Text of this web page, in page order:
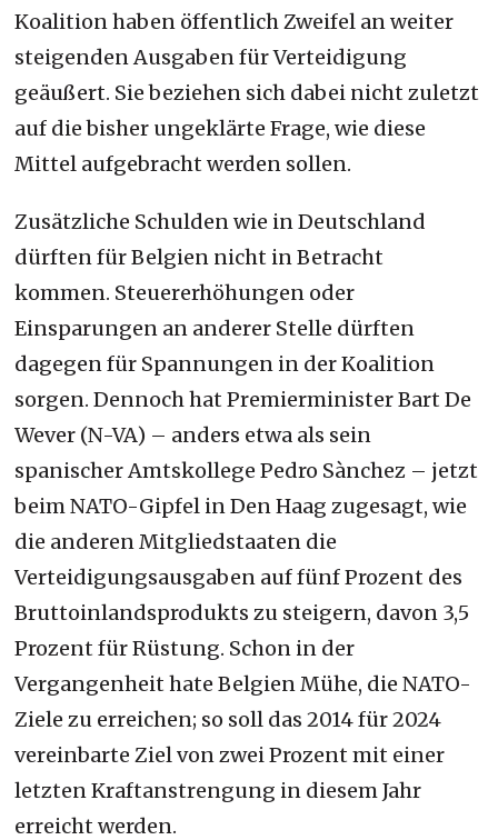
Koalition haben öffentlich Zweifel an weiter
steigenden Ausgaben für Verteidigung
geäußert. Sie beziehen sich dabei nicht zuletzt
auf die bisher ungeklärte Frage, wie diese
Mittel aufgebracht werden sollen.
Zusätzliche Schulden wie in Deutschland
dürften für Belgien nicht in Betracht
kommen. Steuererhöhungen oder
Einsparungen an anderer Stelle dürften
dagegen für Spannungen in der Koalition
sorgen. Dennoch hat Premierminister Bart De
Wever (N-VA) – anders etwa als sein
spanischer Amtskollege Pedro Sànchez – jetzt
beim NATO-Gipfel in Den Haag zugesagt, wie
die anderen Mitgliedstaaten die
Verteidigungsausgaben auf fünf Prozent des
Bruttoinlandsprodukts zu steigern, davon 3,5
Prozent für Rüstung. Schon in der
Vergangenheit hate Belgien Mühe, die NATO-
Ziele zu erreichen; so soll das 2014 für 2024
vereinbarte Ziel von zwei Prozent mit einer
letzten Kraftanstrengung in diesem Jahr
erreicht werden.